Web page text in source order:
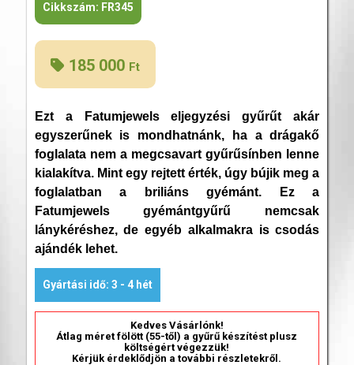
Cikkszám: FR345
185 000 Ft
Ezt a Fatumjewels eljegyzési gyűrűt akár
egyszerűnek is mondhatnánk, ha a drágakő
foglalata nem a megcsavart gyűrűsínben lenne
kialakítva. Mint egy rejtett érték, úgy bújik meg a
foglalatban a briliáns gyémánt. Ez a
Fatumjewels gyémántgyűrű nemcsak
lánykéréshez, de egyéb alkalmakra is csodás
ajándék lehet.
Gyártási idő: 3 - 4 hét
Kedves Vásárlónk!
Átlag méret fölött (55-től) a gyűrű készítést plusz
költségért végezzük!
Kérjük érdeklődjön a további részletekről.